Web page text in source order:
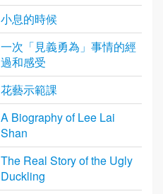
小息的時候
一次「見義勇為」事情的經
過和感受
花藝示範課
A Biography of Lee Lai
Shan
The Real Story of the Ugly
Duckling